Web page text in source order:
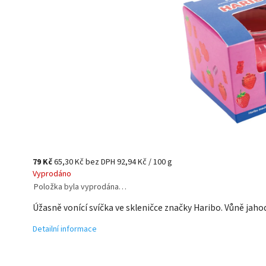
79 Kč65,30 Kč bez DPH 92,94 Kč / 100 g
Vyprodáno
Položka byla vyprodána…
Úžasně vonící svíčka ve skleničce značky Haribo. Vůně
Detailní informace